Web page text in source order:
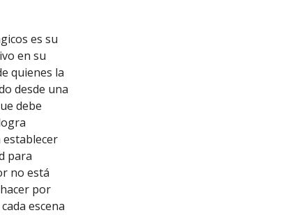
es su
en su
quienes la
desde una
debe
para
no está
por
escena